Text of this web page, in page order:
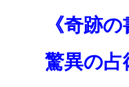
《奇跡
驚異の占